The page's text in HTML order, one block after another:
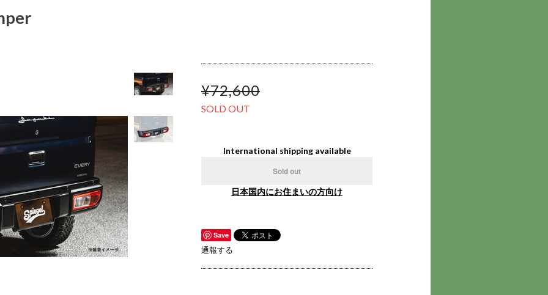
¥72,600
SOLD OUT
International shipping available
Sold out
日本国内にお住まいの方向け
Save
通報する